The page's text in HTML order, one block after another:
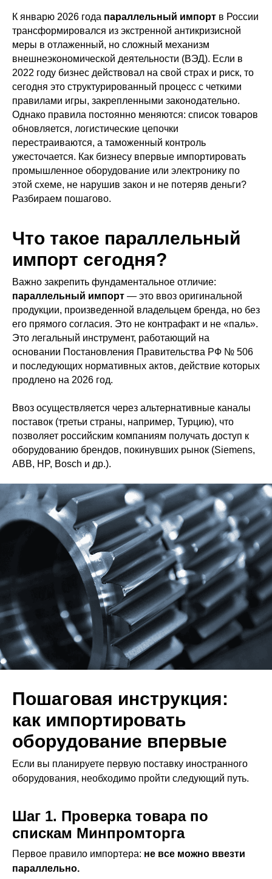
К январю 2026 года параллельный импорт в России
трансформировался из экстренной антикризисной
меры в отлаженный, но сложный механизм
внешнеэкономической деятельности (ВЭД). Если в
2022 году бизнес действовал на свой страх и риск, то
сегодня это структурированный процесс с четкими
правилами игры, закрепленными законодательно.
Однако правила постоянно меняются: список товаров
обновляется, логистические цепочки
перестраиваются, а таможенный контроль
ужесточается. Как бизнесу впервые импортировать
промышленное оборудование или электронику по
этой схеме, не нарушив закон и не потеряв деньги?
Разбираем пошагово.
Что такое параллельный
импорт сегодня?
Важно закрепить фундаментальное отличие:
параллельный импорт — это ввоз оригинальной
продукции, произведенной владельцем бренда, но без
его прямого согласия. Это не контрафакт и не «паль».
Это легальный инструмент, работающий на
основании Постановления Правительства РФ № 506
и последующих нормативных актов, действие которых
продлено на 2026 год.
Ввоз осуществляется через альтернативные каналы
поставок (третьи страны, например, Турцию), что
позволяет российским компаниям получать доступ к
оборудованию брендов, покинувших рынок (Siemens,
ABB, HP, Bosch и др.).
Пошаговая инструкция:
как импортировать
оборудование впервые
Если вы планируете первую поставку иностранного
оборудования, необходимо пройти следующий путь.
Шаг 1. Проверка товара по
спискам Минпромторга
Первое правило импортера: не все можно ввезти
параллельно.